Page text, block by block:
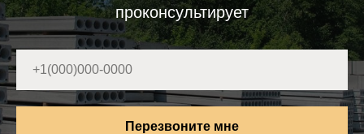
проконсультирует
Перезвоните мне